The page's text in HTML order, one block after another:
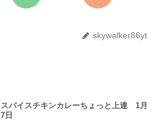
skywalker86yt
スパイスチキンカレーちょっと上達 1月
7日